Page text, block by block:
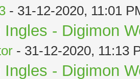
- 31-12-2020, 11:01
Ingles - Digimon
- 31-12-2020, 11:13
Ingles - Digimon